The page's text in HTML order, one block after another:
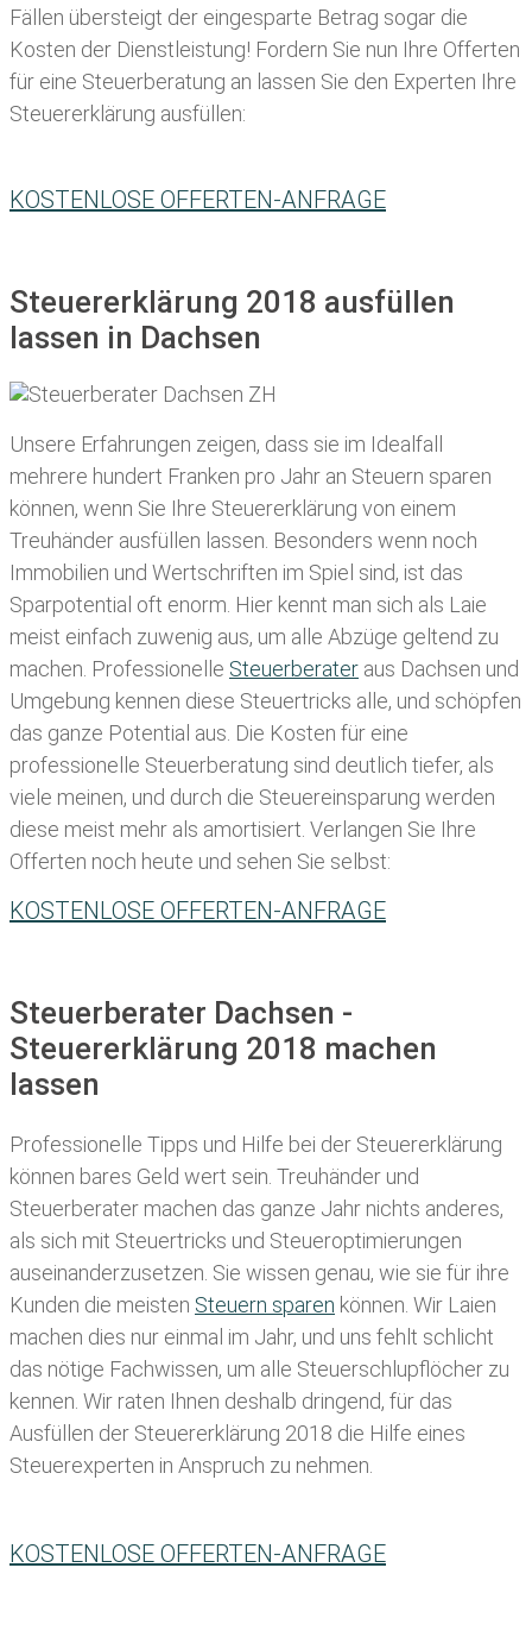
Fällen übersteigt der eingesparte Betrag sogar die
Kosten der Dienstleistung! Fordern Sie nun Ihre Offerten
für eine Steuerberatung an lassen Sie den Experten Ihre
Steuererklärung ausfüllen:
KOSTENLOSE OFFERTEN-ANFRAGE
Steuererklärung 2018 ausfüllen
lassen in Dachsen
Unsere Erfahrungen zeigen, dass sie im Idealfall
mehrere hundert Franken pro Jahr an Steuern sparen
können, wenn Sie Ihre Steuererklärung von einem
Treuhänder ausfüllen lassen . Besonders wenn noch
Immobilien und Wertschriften im Spiel sind, ist das
Sparpotential oft enorm. Hier kennt man sich als Laie
meist einfach zuwenig aus, um alle Abzüge geltend zu
machen. Professionelle Steuerberater aus Dachsen und
Umgebung kennen diese Steuertricks alle, und schöpfen
das ganze Potential aus. Die Kosten für eine
professionelle Steuerberatung sind deutlich tiefer, als
viele meinen, und durch die Steuereinsparung werden
diese meist mehr als amortisiert. Verlangen Sie Ihre
Offerten noch heute und sehen Sie selbst:
KOSTENLOSE OFFERTEN-ANFRAGE
Steuerberater Dachsen -
Steuererklärung 2018 machen
lassen
Professionelle Tipps und Hilfe bei der Steuererklärung
können bares Geld wert sein. Treuhänder und
Steuerberater machen das ganze Jahr nichts anderes,
als sich mit Steuertricks und Steueroptimierungen
auseinanderzusetzen. Sie wissen genau, wie sie für ihre
Kunden die meisten Steuern sparen können. Wir Laien
machen dies nur einmal im Jahr, und uns fehlt schlicht
das nötige Fachwissen, um alle Steuerschlupflöcher zu
kennen. Wir raten Ihnen deshalb dringend, für das
Ausfüllen der Steuererklärung 2018 die Hilfe eines
Steuerexperten in Anspruch zu nehmen.
KOSTENLOSE OFFERTEN-ANFRAGE